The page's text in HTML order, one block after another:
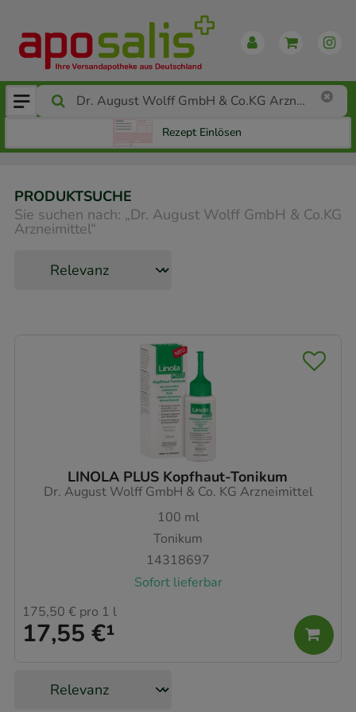
Rezept Einlösen
PRODUKTSUCHE
Sie suchen nach: „Dr. August Wolff GmbH & Co.KG
Arzneimittel“
LINOLA PLUS Kopfhaut-Tonikum
Dr. August Wolff GmbH & Co. KG Arzneimittel
100 ml
Tonikum
14318697
Sofort lieferbar
17,55 €¹
175,50 € pro 1 l